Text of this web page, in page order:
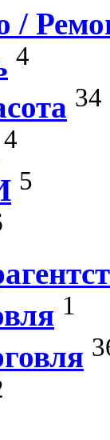
/
4
34
4
5
1